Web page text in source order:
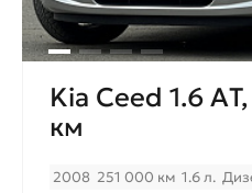
Kia Ceed 1.6
км
2008 251 000 км 1.6 л.